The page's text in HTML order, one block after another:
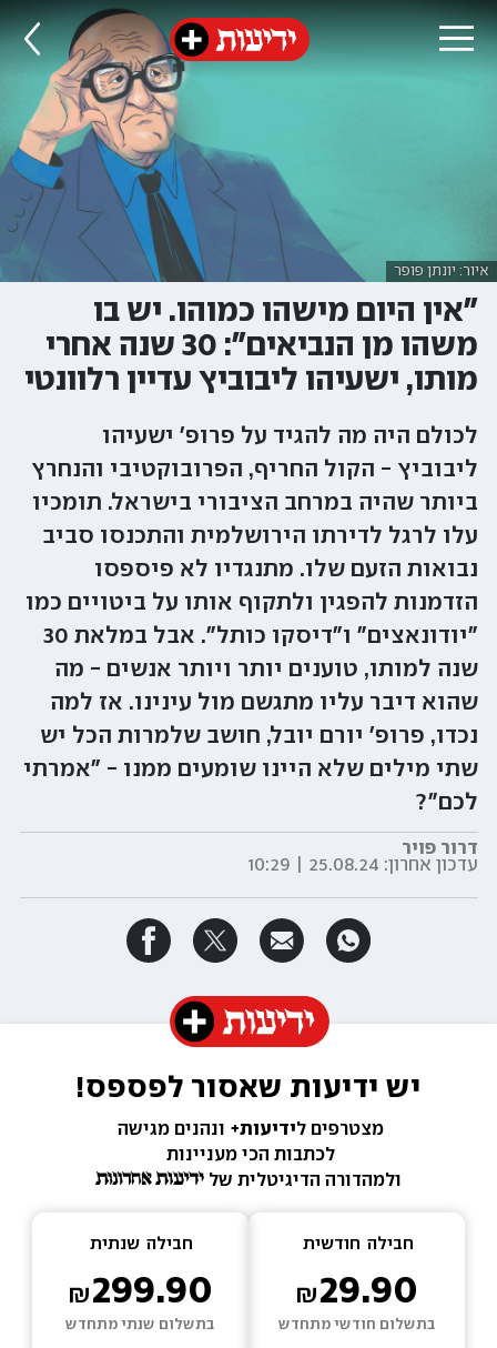
איור: יונתן פופר
"אין היום מישהו כמוהו. יש בו
משהו מן הנביאים": 30 שנה אחרי
מותו, ישעיהו ליבוביץ עדיין רלוונטי
לכולם היה מה להגיד על פרופ' ישעיהו
ליבוביץ - הקול החריף, הפרובוקטיבי והנחרץ
ביותר שהיה במרחב הציבורי בישראל. תומכיו
עלו לרגל לדירתו הירושלמית והתכנסו סביב
נבואות הזעם שלו. מתנגדיו לא פיספסו
הזדמנות להפגין ולתקוף אותו על ביטויים כמו
"יודונאצים" ו"דיסקו כותל". אבל במלאת 30
שנה למותו, טוענים יותר ויותר אנשים - מה
שהוא דיבר עליו מתגשם מול עינינו. אז למה
נכדו, פרופ' יורם יובל, חושב שלמרות הכל יש
שתי מילים שלא היינו שומעים ממנו - "אמרתי
לכם"?
דרור פויר
עדכון אחרון: 25.08.24 | 10:29
יש ידיעות שאסור לפספס!
מצטרפים לידיעות+ ונהנים מגישה
לכתבות הכי מעניינות
ולמהדורה הדיגיטלית של
חבילה חודשית
29.90
בתשלום חודשי מתחדש
חבילה שנתית
299.90
בתשלום שנתי מתחדש